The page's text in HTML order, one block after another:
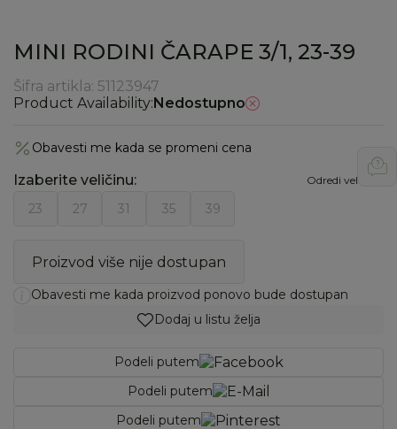
MINI RODINI ČARAPE 3/1, 23-39
Šifra artikla: 51123947
Product Availability:Nedostupno
Obavesti me kada se promeni cena
Izaberite veličinu: Odredi veličinu
23 27 31 35 39
Proizvod više nije dostupan
Obavesti me kada proizvod ponovo bude dostupan
Dodaj u listu želja
Podeli putem
Podeli putem
Podeli putem